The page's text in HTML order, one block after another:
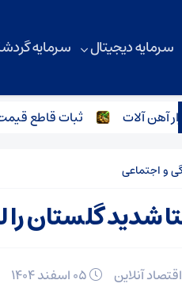
سرمایه دیجیتال سرمایه
آلات ثبات قاطع قیمت
و اجتماعی
شدید گلستان را
اقتصاد آنلاین